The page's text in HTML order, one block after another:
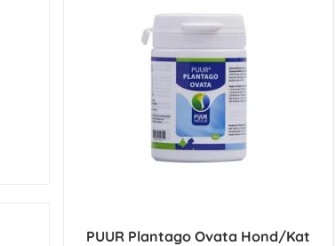
PUUR Plantago Ovata Hond/Kat